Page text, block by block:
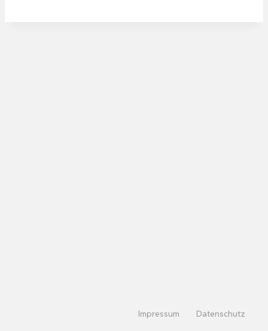
Impressum Datenschutz